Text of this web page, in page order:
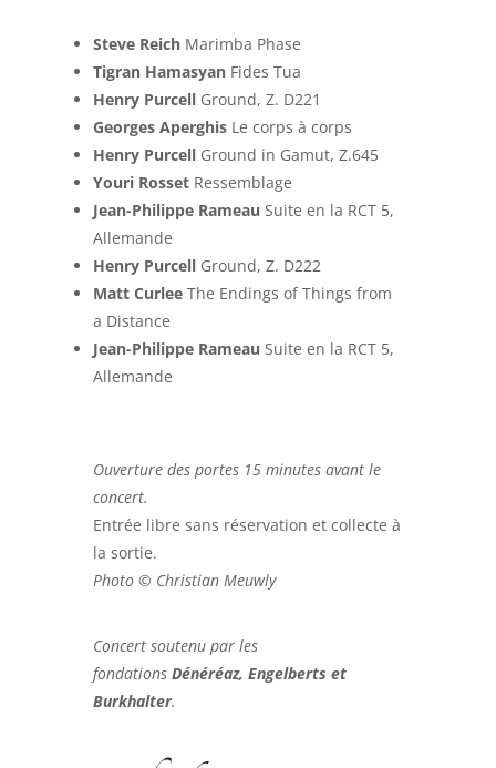
Steve Reich Marimba Phase
Tigran Hamasyan Fides Tua
Henry Purcell Ground, Z. D221
Georges Aperghis Le corps à corps
Henry Purcell Ground in Gamut, Z.645
Youri Rosset Ressemblage
Jean-Philippe Rameau Suite en la RCT 5,
Allemande
Henry Purcell Ground, Z. D222
Matt Curlee The Endings of Things from
a Distance
Jean-Philippe Rameau Suite en la RCT 5,
Allemande
Ouverture des portes 15 minutes avant le
concert.
Entrée libre sans réservation et collecte à
la sortie.
Photo © Christian Meuwly
Concert soutenu par les
fondations Dénéréaz, Engelberts et
Burkhalter.